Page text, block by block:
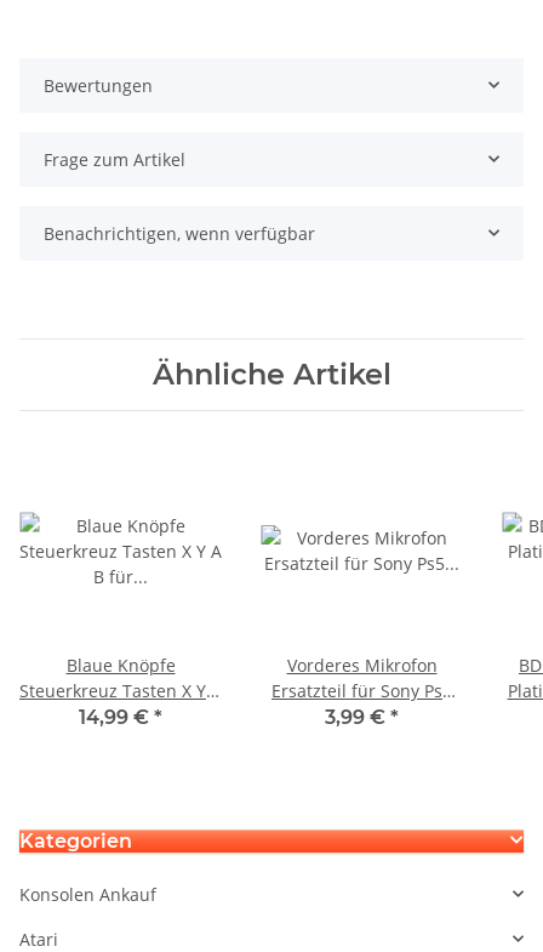
Bewertungen
Frage zum Artikel
Benachrichtigen, wenn verfügbar
Ähnliche Artikel
Blaue Knöpfe
Steuerkreuz Tasten X Y A
B für Original Xbox One
14,99 € *
Vorderes Mikrofon
Ersatzteil für Sony Ps5
Playstation 5 Controller
3,99 € *
Kategorien
Konsolen Ankauf
Atari